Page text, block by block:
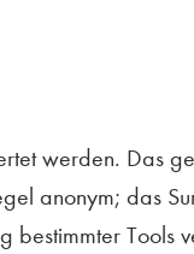
werden. Das
anonym; das